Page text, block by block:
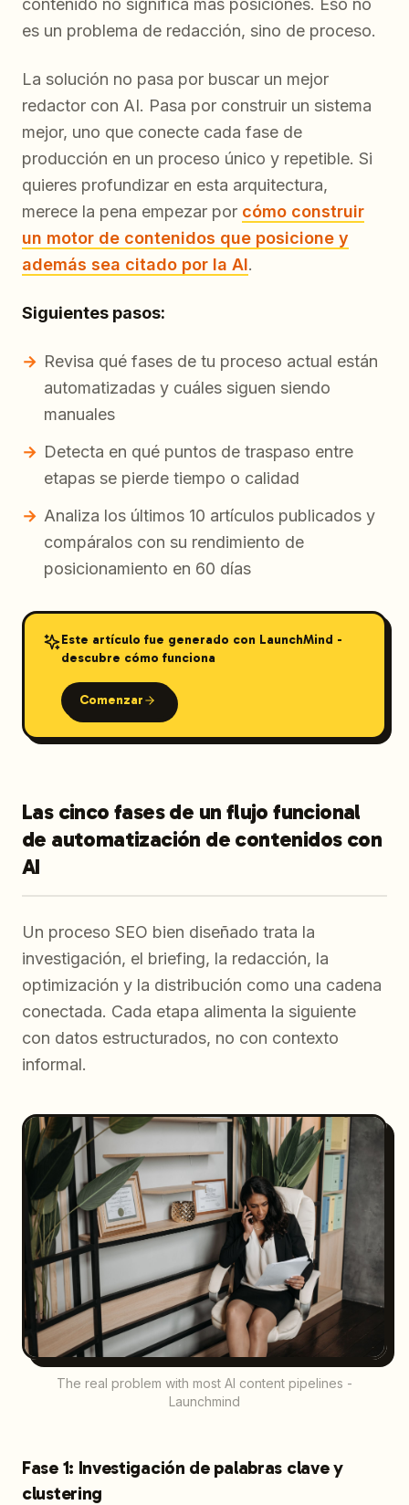
es un problema de redacción, sino de proceso.
La solución no pasa por buscar un mejor
redactor con AI. Pasa por construir un sistema
mejor, uno que conecte cada fase de
producción en un proceso único y repetible. Si
quieres profundizar en esta arquitectura,
merece la pena empezar por cómo construir
un motor de contenidos que posicione y
además sea citado por la AI.
Siguientes pasos:
Revisa qué fases de tu proceso actual están
automatizadas y cuáles siguen siendo
manuales
Detecta en qué puntos de traspaso entre
etapas se pierde tiempo o calidad
Analiza los últimos 10 artículos publicados y
compáralos con su rendimiento de
posicionamiento en 60 días
Este artículo fue generado con LaunchMind -
descubre cómo funciona
Comenzar
Las cinco fases de un flujo funcional
de automatización de contenidos con
AI
Un proceso SEO bien diseñado trata la
investigación, el briefing, la redacción, la
optimización y la distribución como una cadena
conectada. Cada etapa alimenta la siguiente
con datos estructurados, no con contexto
informal.
The real problem with most AI content pipelines -
Launchmind
Fase 1: Investigación de palabras clave y
clustering